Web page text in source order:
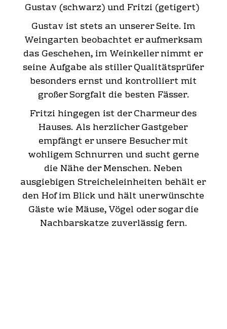
Gustav (schwarz) und Fritzi (getigert)
Gustav ist stets an unserer Seite. Im
Weingarten beobachtet er aufmerksam
das Geschehen, im Weinkeller nimmt er
seine Aufgabe als stiller Qualitätsprüfer
besonders ernst und kontrolliert mit
großer Sorgfalt die besten Fässer.
Fritzi hingegen ist der Charmeur des
Hauses. Als herzlicher Gastgeber
empfängt er unsere Besucher mit
wohligem Schnurren und sucht gerne
die Nähe der Menschen. Neben
ausgiebigen Streicheleinheiten behält er
den Hof im Blick und hält unerwünschte
Gäste wie Mäuse, Vögel oder sogar die
Nachbarskatze zuverlässig fern.